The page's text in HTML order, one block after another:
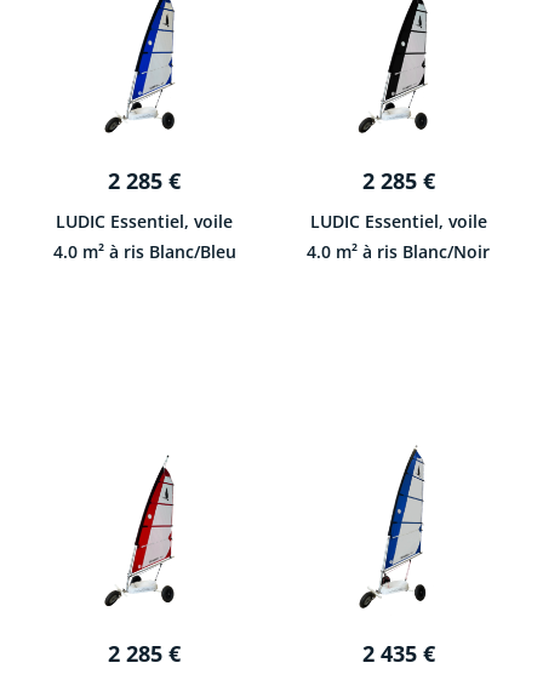
2 285€
LUDIC Essentiel, voile
4.0 m² à ris Blanc/Bleu
2 285 €
LUDIC Essentiel, voile
4.0 m² à ris Blanc/Noir
2 285€ 2 435 €